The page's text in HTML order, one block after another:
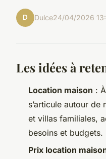
D Dulce24/04/2026
Les idées à
Location maison :
s’articule autour
et villas familiales,
besoins et budgets.
Prix location